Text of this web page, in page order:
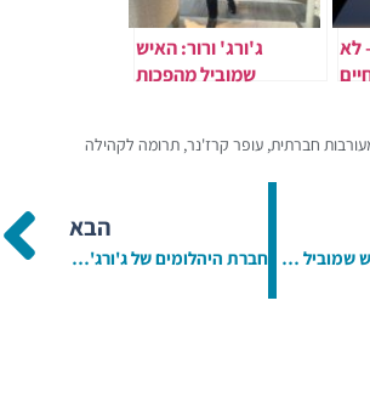
לא
ג'ורג' ורור: האיש
שמוביל מהפכות
הכלכלה הישראליתחברתית, עופר קרז'נר, תרומה לקהילה
ג'ורג' ורור: האיש שמוביל מהפכות בנדל"ן, טכנולוגיה ויזמות ומגדיר את פני הכלכלה הישראלית והבינלאומית
הבא
חברת היהלומים של ג'ורג' ורור חצתה רף 100 מיליון יורו בעסקאות בשנת 2025.​